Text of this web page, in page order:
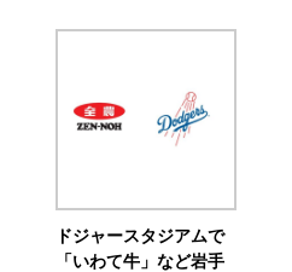
ドジャースタジアムで
「いわて牛」など岩手